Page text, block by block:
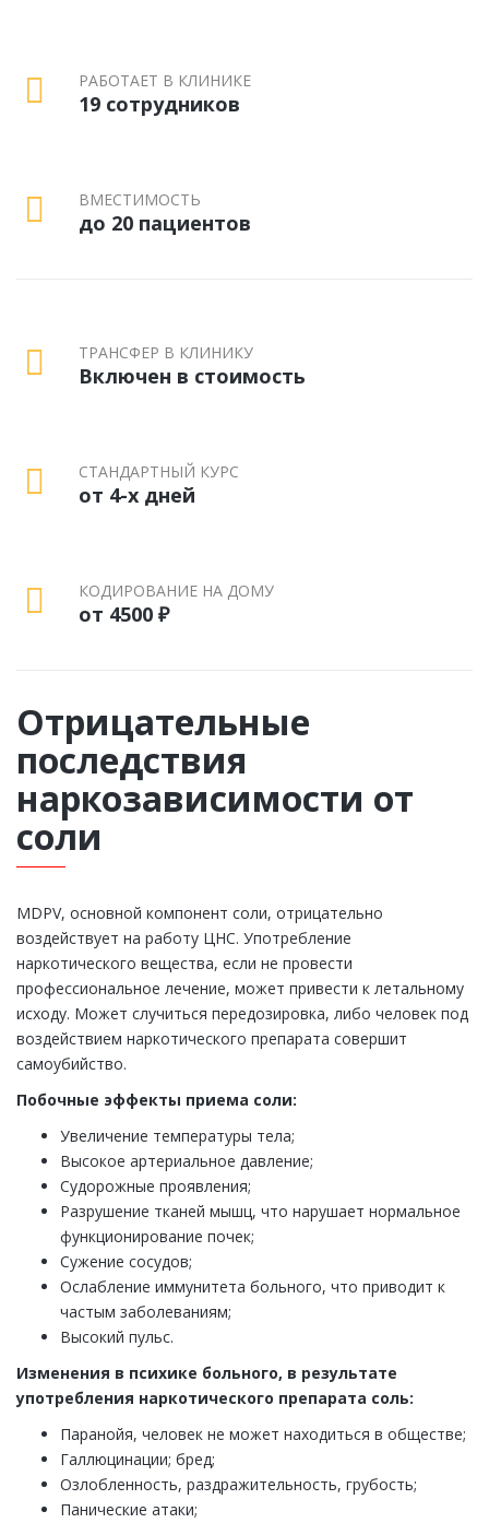
РАБОТАЕТ В КЛИНИКЕ
19 сотрудников
ВМЕСТИМОСТЬ
до 20 пациентов
ТРАНСФЕР В КЛИНИКУ
Включен в стоимость
СТАНДАРТНЫЙ КУРС
от 4-х дней
КОДИРОВАНИЕ НА ДОМУ
от 4500 ₽
Отрицательные
последствия
наркозависимости от
соли
MDPV, основной компонент соли, отрицательно
воздействует на работу ЦНС. Употребление
наркотического вещества, если не провести
профессиональное лечение, может привести к летальному
исходу. Может случиться передозировка, либо человек под
воздействием наркотического препарата совершит
самоубийство.
Побочные эффекты приема соли:
Увеличение температуры тела;
Высокое артериальное давление;
Судорожные проявления;
Разрушение тканей мышц, что нарушает нормальное
функционирование почек;
Сужение сосудов;
Ослабление иммунитета больного, что приводит к
частым заболеваниям;
Высокий пульс.
Изменения в психике больного, в результате
употребления наркотического препарата соль:
Паранойя, человек не может находиться в обществе;
Галлюцинации; бред;
Озлобленность, раздражительность, грубость;
Панические атаки;